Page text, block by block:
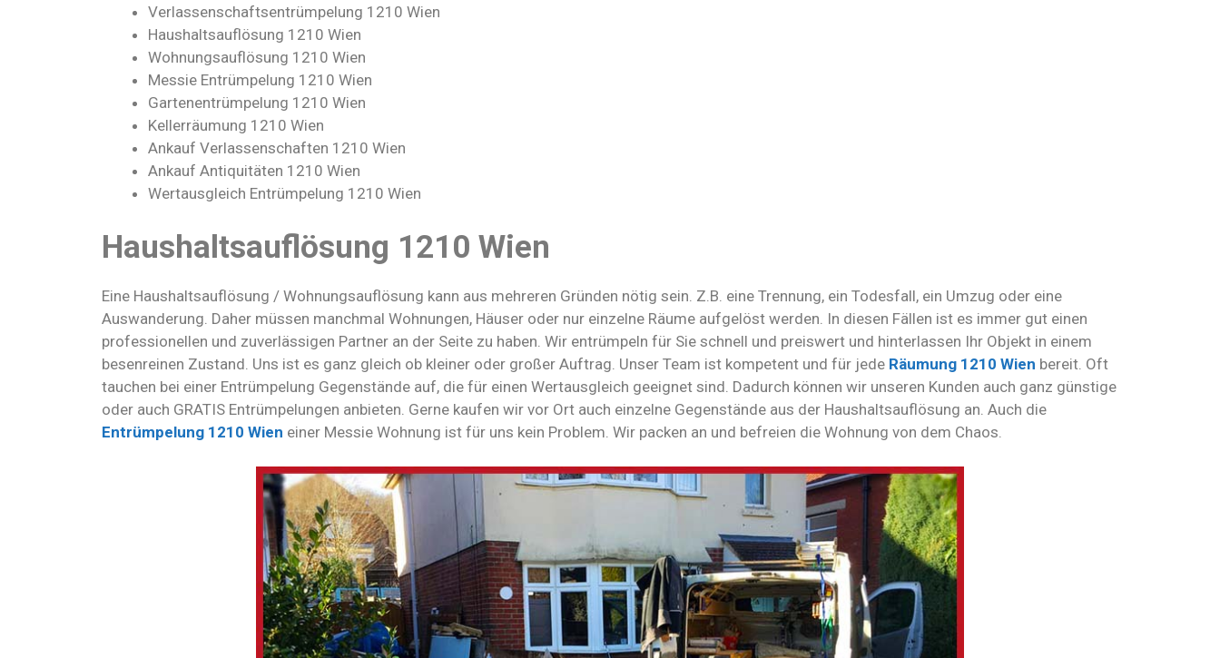
Verlassenschaftsentrümpelung 1210 Wien
Haushaltsauflösung 1210 Wien
Wohnungsauflösung 1210 Wien
Messie Entrümpelung 1210 Wien
Gartenentrümpelung 1210 Wien
Kellerräumung 1210 Wien
Ankauf Verlassenschaften 1210 Wien
Ankauf Antiquitäten 1210 Wien
Wertausgleich Entrümpelung 1210 Wien
Haushaltsauflösung 1210 Wien
Eine Haushaltsauflösung / Wohnungsauflösung kann aus mehreren Gründen nötig sein. Z.B. eine Trennung, ein Todesfall, ein Umzug oder eine
Auswanderung. Daher müssen manchmal Wohnungen, Häuser oder nur einzelne Räume aufgelöst werden. In diesen Fällen ist es immer gut einen
professionellen und zuverlässigen Partner an der Seite zu haben. Wir entrümpeln für Sie schnell und preiswert und hinterlassen Ihr Objekt in einem
besenreinen Zustand. Uns ist es ganz gleich ob kleiner oder großer Auftrag. Unser Team ist kompetent und für jede Räumung 1210 Wien bereit. Oft
tauchen bei einer Entrümpelung Gegenstände auf, die für einen Wertausgleich geeignet sind. Dadurch können wir unseren Kunden auch ganz günstige
oder auch GRATIS Entrümpelungen anbieten. Gerne kaufen wir vor Ort auch einzelne Gegenstände aus der Haushaltsauflösung an. Auch die
Entrümpelung 1210 Wien einer Messie Wohnung ist für uns kein Problem. Wir packen an und befreien die Wohnung von dem Chaos.